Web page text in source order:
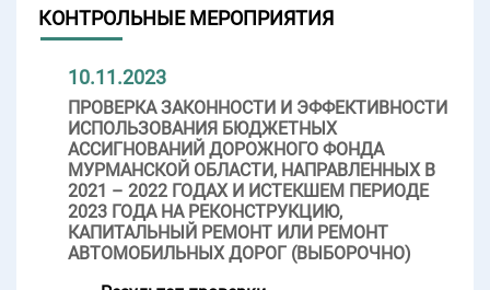
КОНТРОЛЬНЫЕ МЕРОПРИЯТИЯ
10.11.2023
ПРОВЕРКА ЗАКОННОСТИ И ЭФФЕКТИВНОСТИ
ИСПОЛЬЗОВАНИЯ БЮДЖЕТНЫХ
АССИГНОВАНИЙ ДОРОЖНОГО ФОНДА
МУРМАНСКОЙ ОБЛАСТИ, НАПРАВЛЕННЫХ В
2021 – 2022 ГОДАХ И ИСТЕКШЕМ ПЕРИОДЕ
2023 ГОДА НА РЕКОНСТРУКЦИЮ,
КАПИТАЛЬНЫЙ РЕМОНТ ИЛИ РЕМОНТ
АВТОМОБИЛЬНЫХ ДОРОГ (ВЫБОРОЧНО)